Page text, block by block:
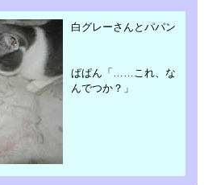
白グレーさんとパパン
ぱぱん「……これ、な
んでつか？」